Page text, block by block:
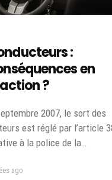
:
en
?
2007, le sort des
est réglé par l’article
à la police de la…
ago